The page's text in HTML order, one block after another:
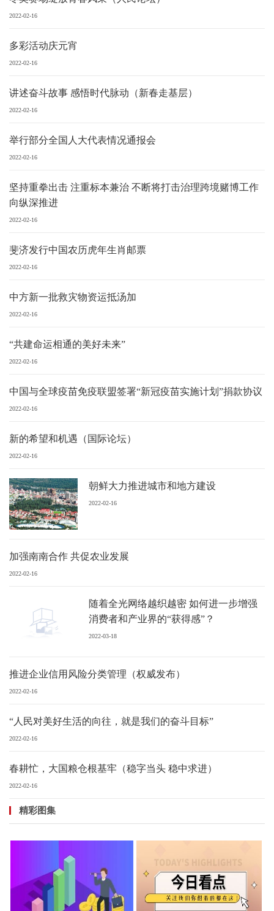
2022-02-16
多彩活动庆元宵
2022-02-16
讲述奋斗故事 感悟时代脉动（新春走基层）
2022-02-16
举行部分全国人大代表情况通报会
2022-02-16
坚持重拳出击 注重标本兼治 不断将打击治理跨境赌博工作
向纵深推进
2022-02-16
斐济发行中国农历虎年生肖邮票
2022-02-16
中方新一批救灾物资运抵汤加
2022-02-16
“共建命运相通的美好未来”
2022-02-16
中国与全球疫苗免疫联盟签署“新冠疫苗实施计划”捐款协议
2022-02-16
新的希望和机遇（国际论坛）
2022-02-16
朝鲜大力推进城市和地方建设
2022-02-16
加强南南合作 共促农业发展
2022-02-16
随着全光网络越织越密 如何进一步增强
消费者和产业界的“获得感”？
2022-03-18
推进企业信用风险分类管理（权威发布）
2022-02-16
“人民对美好生活的向往，就是我们的奋斗目标”
2022-02-16
春耕忙，大国粮仓根基牢（稳字当头 稳中求进）
2022-02-16
精彩图集